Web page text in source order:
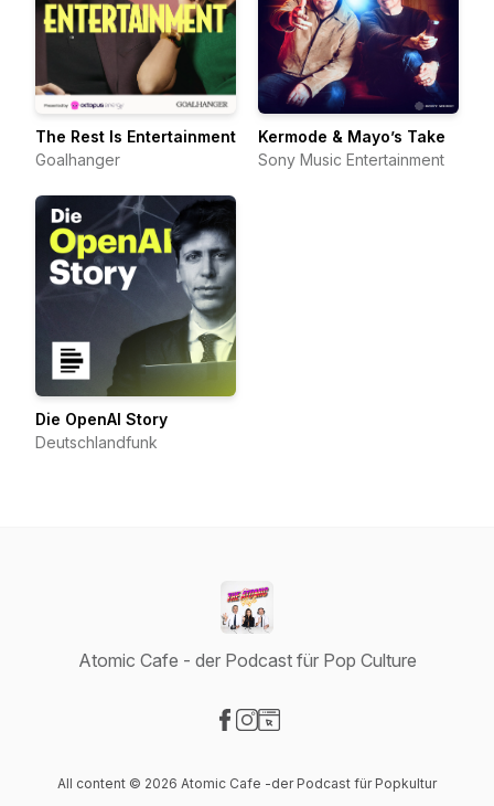
The Rest Is Entertainment
Goalhanger
Kermode & Mayo’s Take
Sony Music Entertainment
Die OpenAI Story
Deutschlandfunk
Atomic Cafe - der Podcast für Pop Culture
All content © 2026 Atomic Cafe -der Podcast für Popkultur